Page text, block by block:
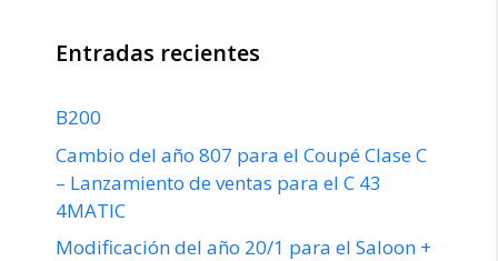
Entradas recientes
B200
Cambio del año 807 para el Coupé Clase C
– Lanzamiento de ventas para el C 43
4MATIC
Modificación del año 20/1 para el Saloon +